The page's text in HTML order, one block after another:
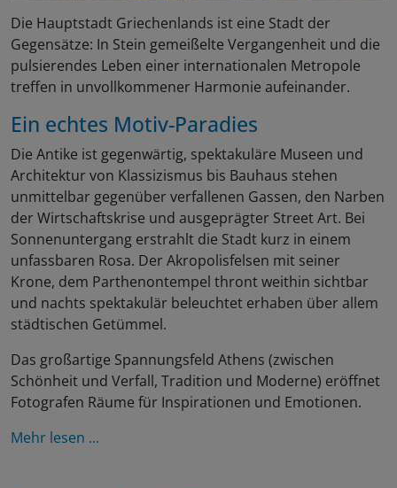
Die Hauptstadt Griechenlands ist eine Stadt der
Gegensätze: In Stein gemeißelte Vergangenheit und die
pulsierendes Leben einer internationalen Metropole
treffen in unvollkommener Harmonie aufeinander.
Ein echtes Motiv-Paradies
Die Antike ist gegenwärtig, spektakuläre Museen und
Architektur von Klassizismus bis Bauhaus stehen
unmittelbar gegenüber verfallenen Gassen, den Narben
der Wirtschaftskrise und ausgeprägter Street Art. Bei
Sonnenuntergang erstrahlt die Stadt kurz in einem
unfassbaren Rosa. Der Akropolisfelsen mit seiner
Krone, dem Parthenontempel thront weithin sichtbar
und nachts spektakulär beleuchtet erhaben über allem
städtischen Getümmel.
Das großartige Spannungsfeld Athens (zwischen
Schönheit und Verfall, Tradition und Moderne) eröffnet
Fotografen Räume für Inspirationen und Emotionen.
Mehr lesen ...